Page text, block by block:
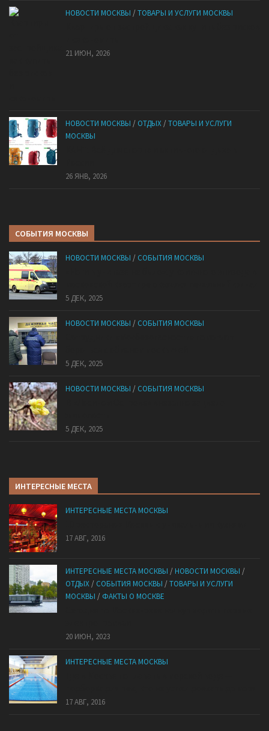
НОВОСТИ МОСКВЫ /ТОВАРЫ И УСЛУГИ МОСКВЫ
21 ИЮН, 2026
НОВОСТИ МОСКВЫ / ОТДЫХ /ТОВАРЫ И УСЛУГИ
МОСКВЫ
26 ЯНВ, 2026
СОБЫТИЯ МОСКВЫ
НОВОСТИ МОСКВЫ / СОБЫТИЯ МОСКВЫ
5 ДЕК, 2025
НОВОСТИ МОСКВЫ / СОБЫТИЯ МОСКВЫ
5 ДЕК, 2025
НОВОСТИ МОСКВЫ / СОБЫТИЯ МОСКВЫ
5 ДЕК, 2025
ИНТЕРЕСНЫЕ МЕСТА
ИНТЕРЕСНЫЕ МЕСТА МОСКВЫ
17 АВГ, 2016
ИНТЕРЕСНЫЕ МЕСТА МОСКВЫ /НОВОСТИ МОСКВЫ /
ОТДЫХ / СОБЫТИЯ МОСКВЫ /ТОВАРЫ И УСЛУГИ
МОСКВЫ / ФАКТЫ О МОСКВЕ
20 ИЮН, 2023
ИНТЕРЕСНЫЕ МЕСТА МОСКВЫ
17 АВГ, 2016